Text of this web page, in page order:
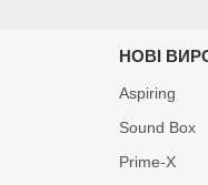
НОВІ
Aspiring
Sound Box
Prime-X